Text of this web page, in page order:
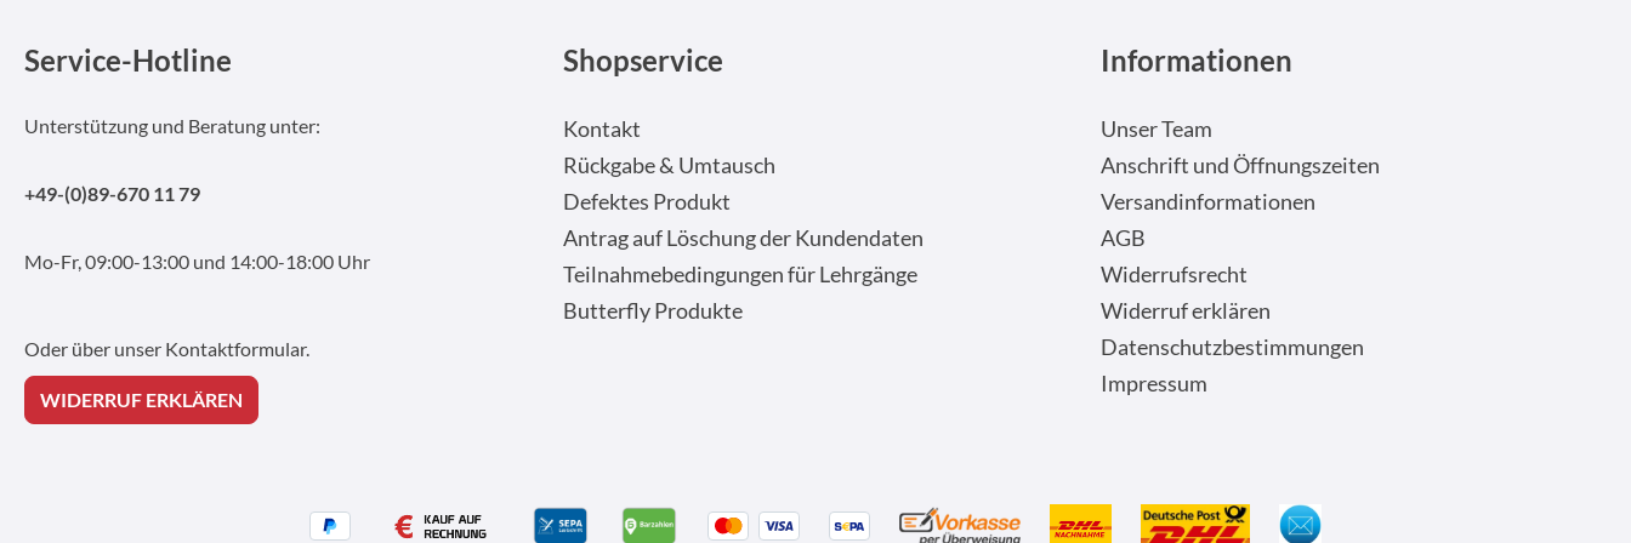
Service-Hotline
Unterstützung und Beratung unter:
+49-(0)89-670 11 79
Mo-Fr, 09:00-13:00 und 14:00-18:00 Uhr
Oder über unser Kontaktformular.
WIDERRUF ERKLÄREN
Shopservice
Kontakt
Rückgabe & Umtausch
Defektes Produkt
Antrag auf Löschung der Kundendaten
Teilnahmebedingungen für Lehrgänge
Butterfly Produkte
Informationen
Unser Team
Anschrift und Öffnungszeiten
Versandinformationen
AGB
Widerrufsrecht
Widerruf erklären
Datenschutzbestimmungen
Impressum